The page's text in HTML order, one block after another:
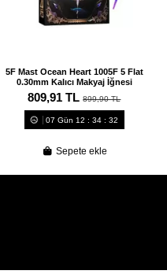
5F Mast Ocean Heart 1005F 5 Flat
0.30mm Kalıcı Makyaj İğnesi
809,91 TL899,90 TL
07 Gün 12 :34 :31
Sepete ekle